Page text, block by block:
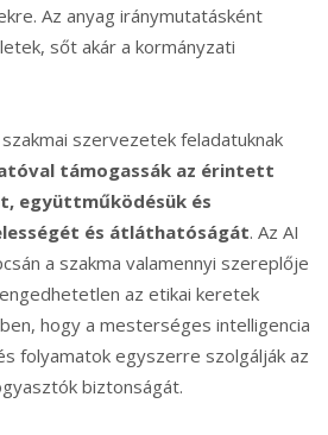
Az anyag iránymutatásként
sőt akár a kormányzati
szervezetek feladatuknak
támogassák az érintett
együttműködésük és
és átláthatóságát. Az AI
a szakma valamennyi szereplője
az etikai keretek
hogy a mesterséges intelligencia
folyamatok egyszerre szolgálják az
biztonságát.